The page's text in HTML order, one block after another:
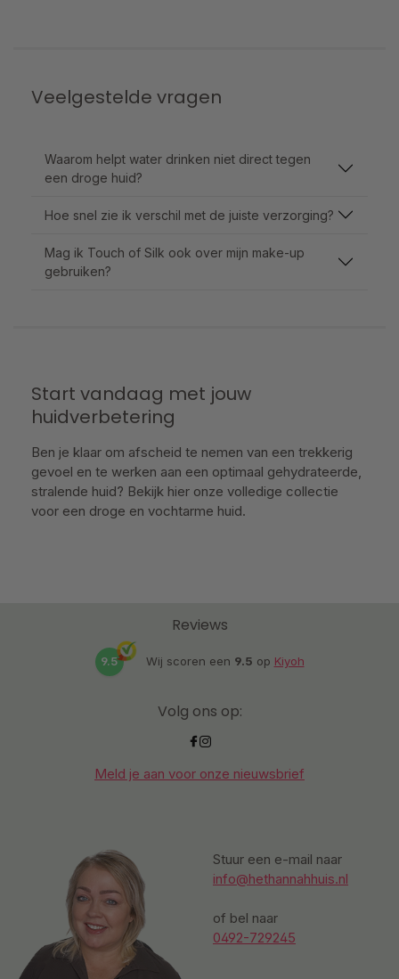
Veelgestelde vragen
Waarom helpt water drinken niet direct tegen
een droge huid?
Hoe snel zie ik verschil met de juiste verzorging?
Mag ik Touch of Silk ook over mijn make-up
gebruiken?
Start vandaag met jouw
huidverbetering
Ben je klaar om afscheid te nemen van een trekkerig
gevoel en te werken aan een optimaal gehydrateerde,
stralende huid? Bekijk hier onze volledige collectie
voor een droge en vochtarme huid.
Stuur een e-mail naar
info@hethannahhuis.nl
of bel naar
0492-729245
Reviews
9.5 Wij scoren een 9.5 op Kiyoh
Volg ons op:
Meld je aan voor onze nieuwsbrief